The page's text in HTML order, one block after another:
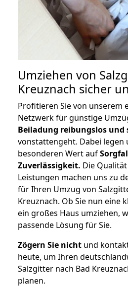
Umziehen von
Kreuznach sicher
Profitieren Sie von unserem
Netzwerk für günstige
Beiladung reibungslos und
vonstattengeht. Dabei legen
besonderen Wert auf
Zuverlässigkeit. Die
Leistungen machen uns zu
für Ihren Umzug von
Kreuznach. Ob Sie nun eine
ein großes Haus umziehen,
passende Lösung für Sie.
Zögern Sie nicht und
heute, um Ihren
Salzgitter nach Bad
planen.